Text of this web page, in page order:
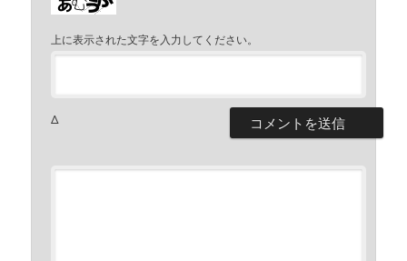
上に表示された文字を入力してください。
Δ